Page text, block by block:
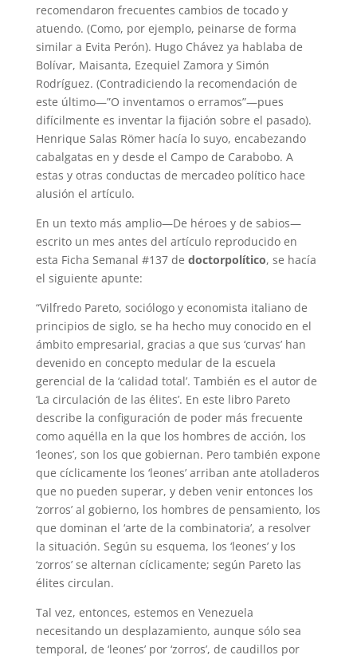
recomendaron frecuentes cambios de tocado y
atuendo. (Como, por ejemplo, peinarse de forma
similar a Evita Perón). Hugo Chávez ya hablaba de
Bolívar, Maisanta, Ezequiel Zamora y Simón
Rodríguez. (Contradiciendo la recomendación de
este último—”O inventamos o erramos”—pues
difícilmente es inventar la fijación sobre el pasado).
Henrique Salas Römer hacía lo suyo, encabezando
cabalgatas en y desde el Campo de Carabobo. A
estas y otras conductas de mercadeo político hace
alusión el artículo.
En un texto más amplio—De héroes y de sabios—
escrito un mes antes del artículo reproducido en
esta Ficha Semanal #137 de doctorpolítico, se hacía
el siguiente apunte:
“Vilfredo Pareto, sociólogo y economista italiano de
principios de siglo, se ha hecho muy conocido en el
ámbito empresarial, gracias a que sus ‘curvas’ han
devenido en concepto medular de la escuela
gerencial de la ‘calidad total’. También es el autor de
‘La circulación de las élites’. En este libro Pareto
describe la configuración de poder más frecuente
como aquélla en la que los hombres de acción, los
‘leones’, son los que gobiernan. Pero también expone
que cíclicamente los ‘leones’ arriban ante atolladeros
que no pueden superar, y deben venir entonces los
‘zorros’ al gobierno, los hombres de pensamiento, los
que dominan el ‘arte de la combinatoria’, a resolver
la situación. Según su esquema, los ‘leones’ y los
‘zorros’ se alternan cíclicamente; según Pareto las
élites circulan.
Tal vez, entonces, estemos en Venezuela
necesitando un desplazamiento, aunque sólo sea
temporal, de ‘leones’ por ‘zorros’, de caudillos por